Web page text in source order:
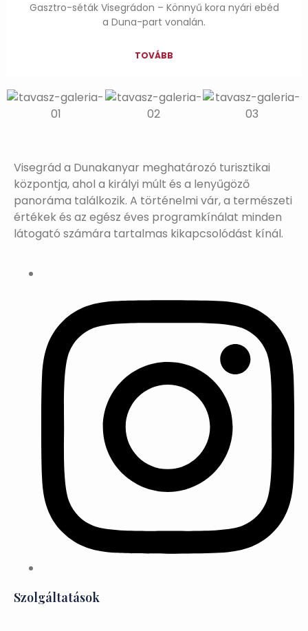
Gasztro-séták Visegrádon – Könnyű kora nyári ebéd
a Duna-part vonalán.
TOVÁBB
Visegrád a Dunakanyar meghatározó turisztikai
központja, ahol a királyi múlt és a lenyűgöző
panoráma találkozik. A történelmi vár, a természeti
értékek és az egész éves programkínálat minden
látogató számára tartalmas kikapcsolódást kínál.
Szolgáltatások